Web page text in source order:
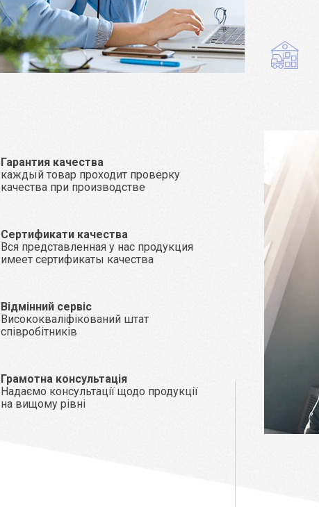
Гарантия качества
каждый товар проходит проверку
качества при производстве
Сертификати качества
Вся представленная у нас продукция
имеет сертификаты качества
Відмінний сервіс
Висококваліфікований штат
співробітників
Грамотна консультація
Надаємо консультації щодо продукції
на вищому рівні